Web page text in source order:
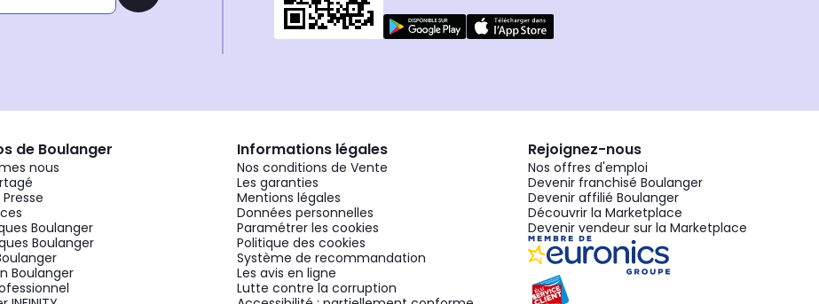
de Boulanger
nous
Boulanger
Boulanger
Boulanger
Informations légales
Nos conditions de Vente
Les garanties
Mentions légales
Données personnelles
Paramétrer les cookies
Politique des cookies
Système de recommandation
Les avis en ligne
Lutte contre la corruption
Rejoignez-nous
Nos offres d'emploi
Devenir franchisé Boulanger
Devenir affilié Boulanger
Découvrir la Marketplace
Devenir vendeur sur la Marketplace